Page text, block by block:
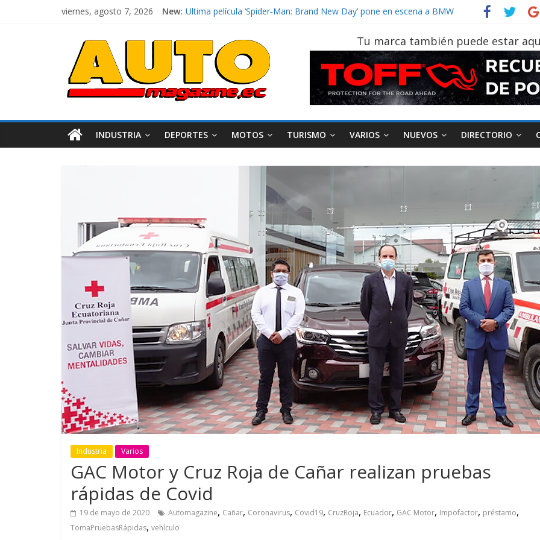
viernes, agosto 7, 2026 New: Ultima película ‘Spider‑Man: Brand New Day’ pone en escena a BMW
La Vuelta al Ecuador 2026, edición 47ª, recorre 7 provincias en 8 días
La FEDAK recibe 12 Sinotruk Bolden para cubrir las rutas de La Vuelta
El costo de tener un vehículo gana protagonismo a la hora de decidir
Tu marca también puede estar
INDUSTRIA DEPORTES MOTOS TURISMO VARIOS NUEVOS DIRECTORIO
Industria Varios
GAC Motor y Cruz Roja de Cañar realizan pruebas
rápidas de Covid
19 de mayo de 2020 Automagazine, Cañar, Coronavirus, Covid19, CruzRoja, Ecuador, GAC Motor, Impofactor, préstamo,
TomaPruebasRápidas, vehículo
Movilidad Varios
GM reafirma su
compromiso con movilidad
más segura y conectada
Movilidad Turismo Varios
¿Qué puede pasar con tu
vehículo si permanece
varios días sin usar?
AEADE Industria Motociclismo
Movilidad
Campaña busca cambiar
destino de los
en la región